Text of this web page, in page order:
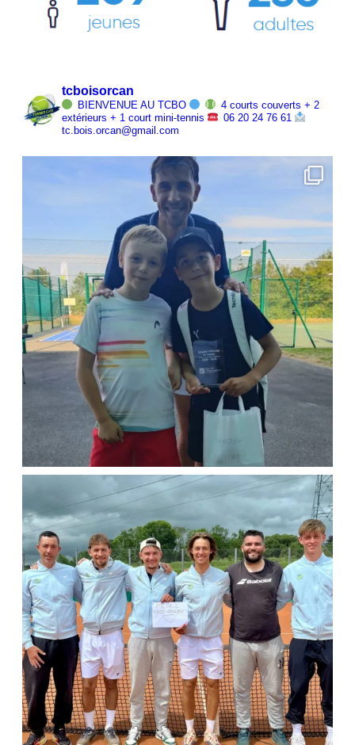
tcboisorcan
BIENVENUE AU TCBO
4 courts couverts + 2
extérieurs + 1 court mini-tennis
06 20 24 76 61
tc.bois.orcan@gmail.com